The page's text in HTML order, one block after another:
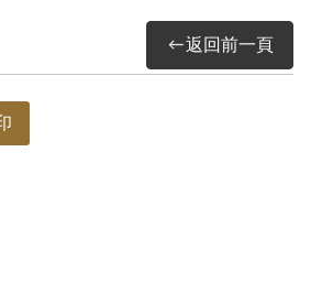
送本院民事庭，特此裁定。
原本無異。本件不得抗告。
返回前一頁